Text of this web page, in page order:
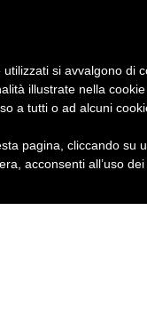
si avvalgono di
illustrate nella
a tutti o ad alcuni
pagina, cliccando su
acconsenti all’uso